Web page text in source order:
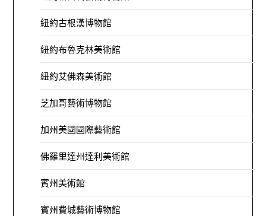
紐約古根漢博物館
紐約布魯克林美術館
紐約艾佛森美術館
芝加哥藝術博物館
加州美國國際藝術館
佛羅里達州達利美術館
賓州美術館
賓州費城藝術博物館